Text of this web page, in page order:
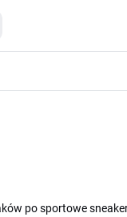
po sportowe